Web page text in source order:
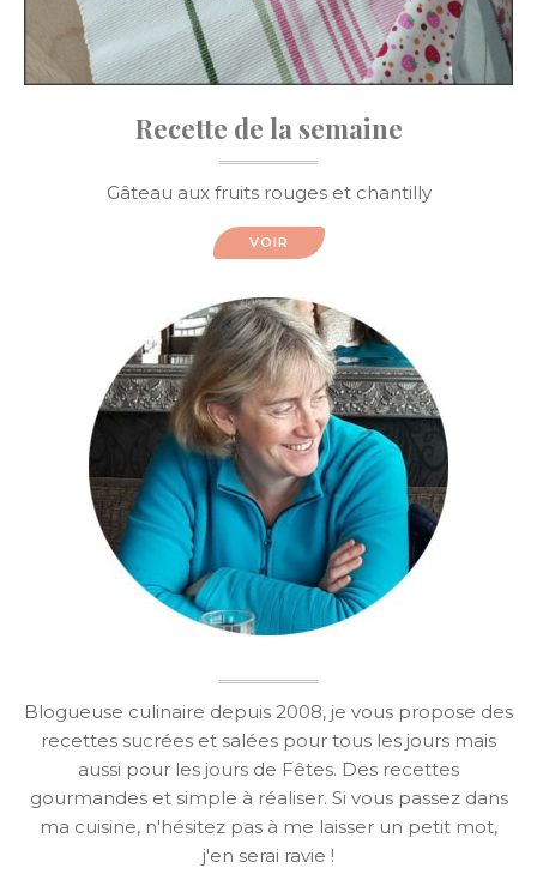
Recette de la semaine
Gâteau aux fruits rouges et chantilly
VOIR
Blogueuse culinaire depuis 2008, je vous propose des
recettes sucrées et salées pour tous les jours mais
aussi pour les jours de Fêtes. Des recettes
gourmandes et simple à réaliser. Si vous passez dans
ma cuisine, n'hésitez pas à me laisser un petit mot,
j'en serai ravie !